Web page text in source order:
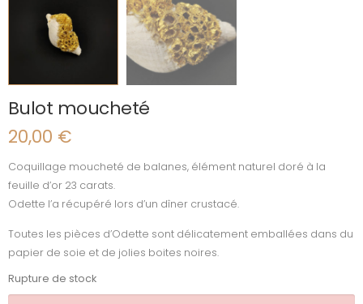
Bulot moucheté
20,00 €
Coquillage moucheté de balanes, élément naturel doré à la
feuille d’or 23 carats.
Odette l’a récupéré lors d’un dîner crustacé.
Toutes les pièces d’Odette sont délicatement emballées dans du
papier de soie et de jolies boites noires.
Rupture de stock